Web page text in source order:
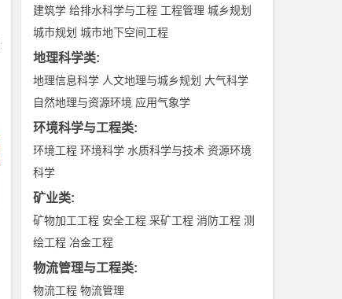
建筑学 给排水科学与工程 工程管理 城乡规划
城市规划 城市地下空间工程
地理科学类:
地理信息科学 人文地理与城乡规划 大气科学
自然地理与资源环境 应用气象学
环境科学与工程类:
环境工程 环境科学 水质科学与技术 资源环境
科学
矿业类:
矿物加工工程 安全工程 采矿工程 消防工程 测
绘工程 冶金工程
物流管理与工程类:
物流工程 物流管理